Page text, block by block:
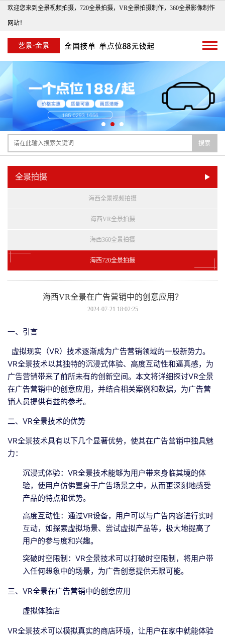
欢迎您来到全景视频拍摄，720全景拍摄，VR全景拍摄制作，360全景影像制作
网站！
搜索
全景拍摄
海西全景视频拍摄
海西VR全景拍摄
海西360全景拍摄
海西720全景拍摄
海西VR全景在广告营销中的创意应用？
2024-07-21 18:02:25
一、引言
虚拟现实（VR）技术逐渐成为广告营销领域的一股新势力。
VR全景技术以其独特的沉浸式体验、高度互动性和逼真感，为
广告营销带来了前所未有的创新空间。本文将详细探讨VR全景
在广告营销中的创意应用，并结合相关案例和数据，为广告营
销人员提供有益的参考。
二、VR全景技术的优势
VR全景技术具有以下几个显著优势，使其在广告营销中独具魅
力：
沉浸式体验：VR全景技术能够为用户带来身临其境的体
验，使用户仿佛置身于广告场景之中，从而更深刻地感受
产品的特点和优势。
高度互动性：通过VR设备，用户可以与广告内容进行实时
互动，如探索虚拟场景、尝试虚拟产品等，极大地提高了
用户的参与度和兴趣。
突破时空限制：VR全景技术可以打破时空限制，将用户带
入任何想象中的场景，为广告创意提供无限可能。
三、VR全景在广告营销中的创意应用
虚拟体验店
VR全景技术可以模拟真实的商店环境，让用户在家中就能体验